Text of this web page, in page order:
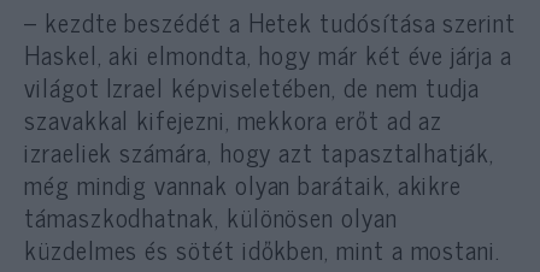
– kezdte beszédét a Hetek tudósítása szerint
Haskel, aki elmondta, hogy már két éve járja a
világot Izrael képviseletében, de nem tudja
szavakkal kifejezni, mekkora erőt ad az
izraeliek számára, hogy azt tapasztalhatják,
még mindig vannak olyan barátaik, akikre
támaszkodhatnak, különösen olyan
küzdelmes és sötét időkben, mint a mostani.